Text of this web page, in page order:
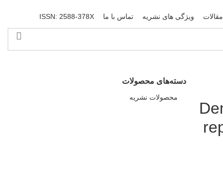
ویژگی های نشریه تماس با ما ISSN: 2588-378X
دسته‌های محصولات
محصولات نشریه